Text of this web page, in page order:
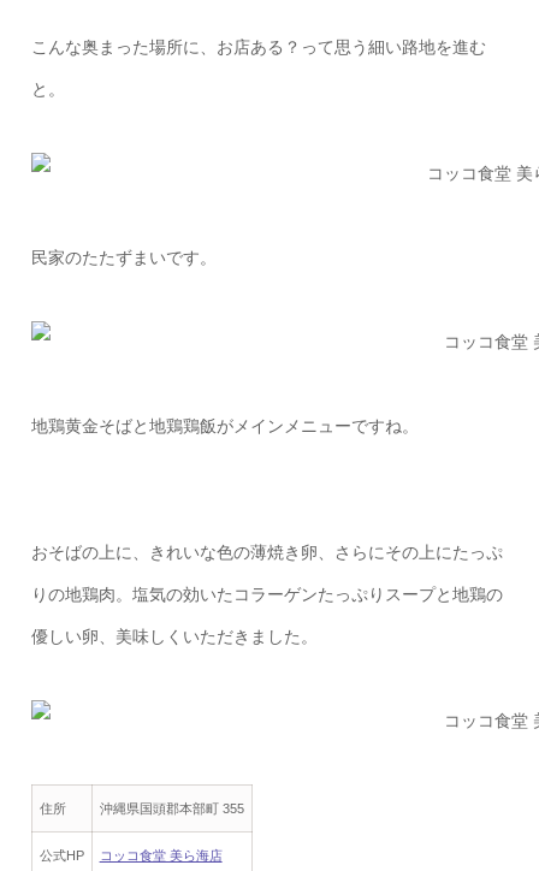
こんな奥まった場所に、お店ある？って思う細い路地を進む
と。
民家のたたずまいです。
地鶏黄金そばと地鶏鶏飯がメインメニューですね。
おそばの上に、きれいな色の薄焼き卵、さらにその上にたっぷ
りの地鶏肉。塩気の効いたコラーゲンたっぷりスープと地鶏の
優しい卵、美味しくいただきました。
住所 沖縄県国頭郡本部町 355
公式HP コッコ食堂 美ら海店